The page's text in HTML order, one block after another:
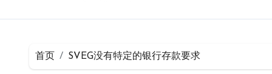
首页 SVEG没有特定的银行存款要求